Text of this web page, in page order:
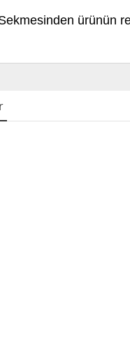
ürünün